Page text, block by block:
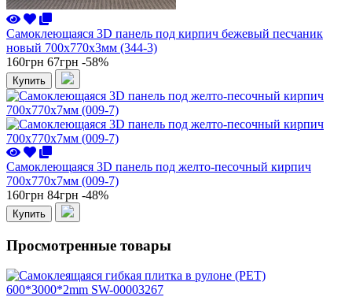
Самоклеющаяся 3D панель под кирпич бежевый песчаник
новый 700x770x3мм (344-3)
160грн 67грн -58%
Купить
Самоклеющаяся 3D панель под желто-песочный кирпич
700x770x7мм (009-7)
160грн 84грн -48%
Купить
Просмотренные товары